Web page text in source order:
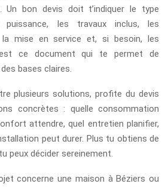
Un bon devis doit t’indiquer le type
puissance, les travaux inclus, les
la mise en service et, si besoin, les
ce document qui te permet de
bases claires.
plusieurs solutions, profite du devis
concrètes : quelle consommation
attendre, quel entretien planifier,
peut durer. Plus tu obtiens de
peux décider sereinement.
concerne une maison à Béziers ou